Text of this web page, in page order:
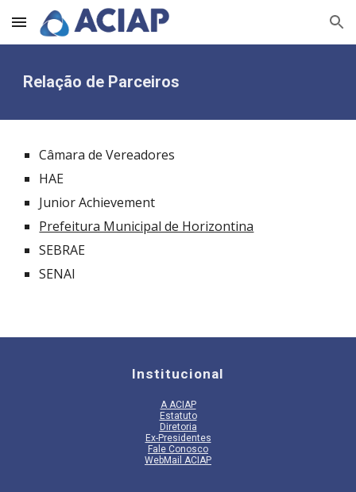
Skip to main content Skip to navigation
Relação de Parceiros
Câmara de Vereadores
HAE
Junior Achievement
Prefeitura Municipal de Horizontina
SEBRAE
SENAI
Institucional
AACIAP
Estatuto
Diretoria
Ex-Presidentes
Fale Conosco
WebMail ACIAP